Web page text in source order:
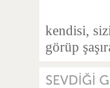
kendisi,
görüp